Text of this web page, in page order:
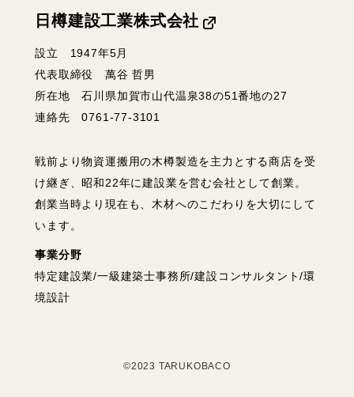
日樽建設工業株式会社
設立 1947年5月
代表取締役 萬谷 哲男
所在地 石川県加賀市山代温泉38の51番地の27
連絡先 0761-77-3101
戦前より物資運搬用の木樽製造を主力とする商店を受
け継ぎ、昭和22年に建設業を営む会社として創業。
創業当時より現在も、木材へのこだわりを大切にして
います。
事業分野
特定建設業/一級建築士事務所/建設コンサルタント/環
境設計
©2023 TARUKOBACO